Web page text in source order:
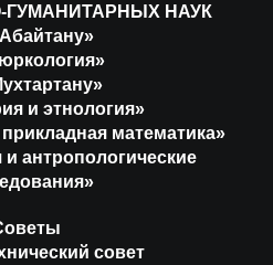
НАУК
и этнология»
математика»
антропологические
совет